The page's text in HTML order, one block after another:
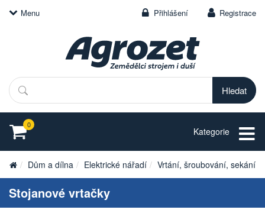
Menu Přihlášení Registrace
Hledat
0
Kategorie
Dům a dílna Elektrické nářadí Vrtání, šroubování, sekání
Stojanové vrtačky